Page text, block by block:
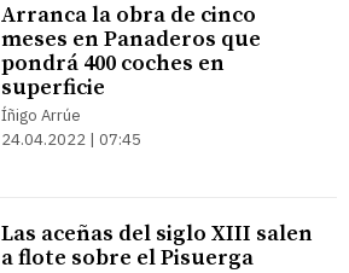
Arranca la obra de cinco
meses en Panaderos que
pondrá 400 coches en
superficie
Íñigo Arrúe
24.04.2022 | 07:45
Las aceñas del siglo XIII salen
a flote sobre el Pisuerga